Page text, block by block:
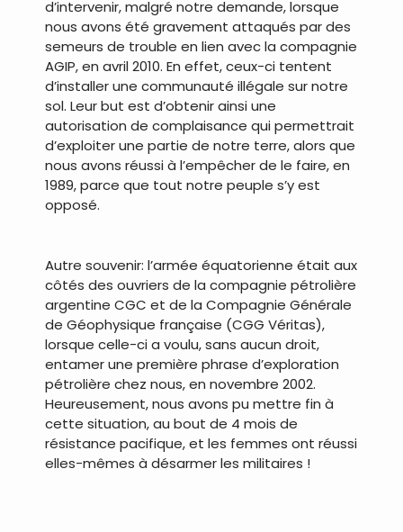
d’intervenir, malgré notre demande, lorsque
nous avons été gravement attaqués par des
semeurs de trouble en lien avec la compagnie
AGIP, en avril 2010. En effet, ceux-ci tentent
d’installer une communauté illégale sur notre
sol. Leur but est d’obtenir ainsi une
autorisation de complaisance qui permettrait
d’exploiter une partie de notre terre, alors que
nous avons réussi à l’empêcher de le faire, en
1989, parce que tout notre peuple s’y est
opposé.
Autre souvenir: l’armée équatorienne était aux
côtés des ouvriers de la compagnie pétrolière
argentine CGC et de la Compagnie Générale
de Géophysique française (CGG Véritas),
lorsque celle-ci a voulu, sans aucun droit,
entamer une première phrase d’exploration
pétrolière chez nous, en novembre 2002.
Heureusement, nous avons pu mettre fin à
cette situation, au bout de 4 mois de
résistance pacifique, et les femmes ont réussi
elles-mêmes à désarmer les militaires !